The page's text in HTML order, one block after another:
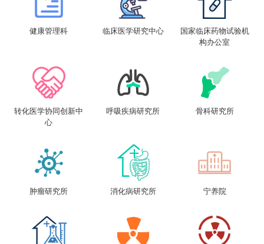
健康管理科 临床医学研究中心
国家临床药物试验机
构办公室
转化医学协同创新中
心
呼吸疾病研究所 骨科研究所
肿瘤研究所 消化病研究所 宁养院